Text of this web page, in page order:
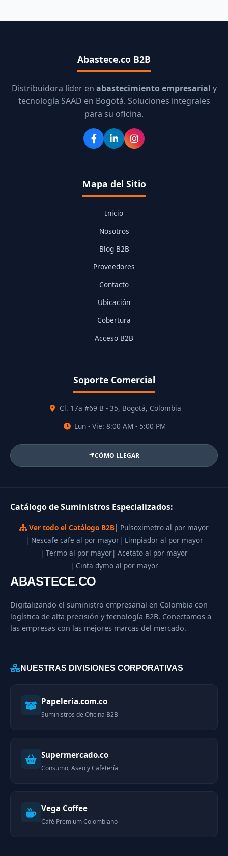
Abastece.co B2B
Distribuidora líder en abastecimiento empresarial y
tecnología SAAD en Bogotá. Soluciones integrales
para su oficina.
Mapa del Sitio
Inicio
Nosotros
Blog B2B
Proveedores
Contacto
Ubicación
Cobertura
Acceso B2B
Soporte Comercial
Cl. 17a #69 B - 35, Bogotá, Colombia
Lun - Vie: 8:00 AM - 5:00 PM
CÓMO LLEGAR
Catálogo de Suministros Especializados:
Ver todo el Catálogo B2B| Pulsoximetro al por mayor
| Nescafe cafe al por mayor| Limpiador al por mayor
| Termo al por mayor| Acetato al por mayor
| Cinta dymo al por mayor
ABASTECE.CO
Digitalizando el suministro empresarial en Colombia con
logística de alta precisión y tecnología B2B. Conectamos a
las empresas con las mejores marcas del mercado.
NUESTRAS DIVISIONES CORPORATIVAS
Papeleria.com.co
Suministros de Oficina B2B
Supermercado.co
Consumo, Aseo y Cafetería
Vega Coffee
Café Premium Colombiano